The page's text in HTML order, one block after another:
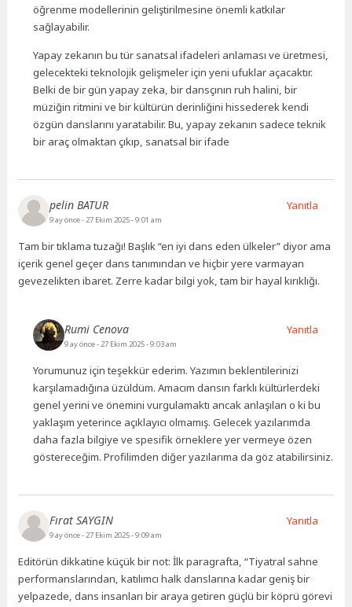
öğrenme modellerinin geliştirilmesine önemli katkılar
sağlayabilir.
Yapay zekanın bu tür sanatsal ifadeleri anlaması ve üretmesi,
gelecekteki teknolojik gelişmeler için yeni ufuklar açacaktır.
Belki de bir gün yapay zeka, bir dansçının ruh halini, bir
müziğin ritmini ve bir kültürün derinliğini hissederek kendi
özgün danslarını yaratabilir. Bu, yapay zekanın sadece teknik
bir araç olmaktan çıkıp, sanatsal bir ifade
pelin BATUR
9 ay önce- 27 Ekim 2025 - 9:01 am
Tam bir tıklama tuzağı! Başlık “en iyi dans eden ülkeler” diyor ama
içerik genel geçer dans tanımından ve hiçbir yere varmayan
gevezelikten ibaret. Zerre kadar bilgi yok, tam bir hayal kırıklığı.
Yanıtla
Rumi Cenova
9 ay önce- 27 Ekim 2025 - 9:03 am
Yorumunuz için teşekkür ederim. Yazımın beklentilerinizi
karşılamadığına üzüldüm. Amacım dansın farklı kültürlerdeki
genel yerini ve önemini vurgulamaktı ancak anlaşılan o ki bu
yaklaşım yeterince açıklayıcı olmamış. Gelecek yazılarımda
daha fazla bilgiye ve spesifik örneklere yer vermeye özen
göstereceğim. Profilimden diğer yazılarıma da göz atabilirsiniz.
Yanıtla
Fırat SAYGIN
9 ay önce- 27 Ekim 2025 - 9:09 am
Editörün dikkatine küçük bir not: İlk paragrafta, “Tiyatral sahne
performanslarından, katılımcı halk danslarına kadar geniş bir
yelpazede, dans insanları bir araya getiren güçlü bir köprü görevi
Yanıtla